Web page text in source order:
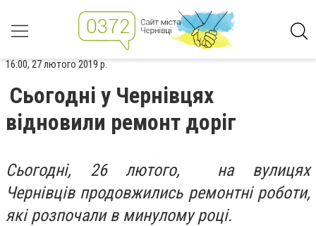
16:00, 27 лютого 2019 р.
Сьогодні у Чернівцях
відновили ремонт доріг
Сьогодні, 26 лютого, на вулицях
Чернівців продовжились ремонтні роботи,
які розпочали в минулому році.